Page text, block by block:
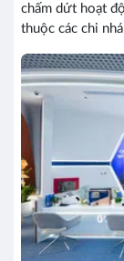
chấm dứt hoạt
thuộc các chi